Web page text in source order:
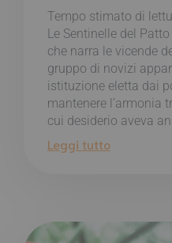
Tempo stimato di
Le Sentinelle del
che narra le vicende
gruppo di novizi
istituzione eletta dai
mantenere l’armonia
cui desiderio aveva
Leggi tutto